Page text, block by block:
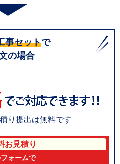
事セットで
の場合
り提出は無料です
お見積り
ォームで